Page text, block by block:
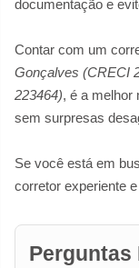
documentação e
Contar com um
Gonçalves (CRECI
223464), é a melhor
sem surpresas
Se você está em
corretor experiente
Perguntas